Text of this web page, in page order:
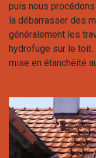
puis nous
la débarrasser des
généralement les
hydrofuge sur le toit.
mise en étanchéité